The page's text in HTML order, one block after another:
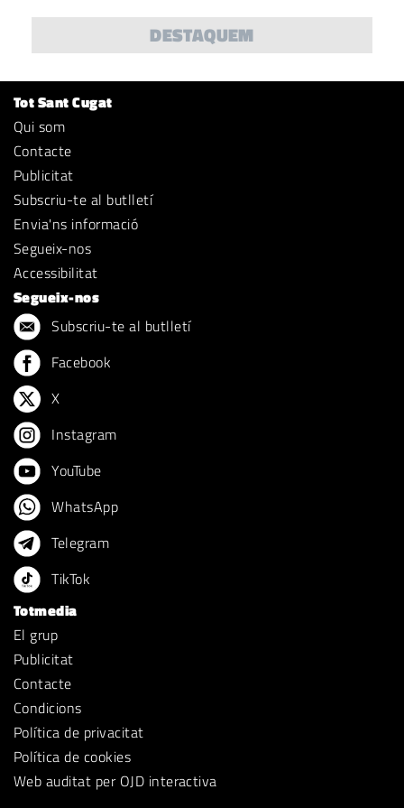
DESTAQUEM
Tot Sant Cugat
Qui som
Contacte
Publicitat
Subscriu-te al butlletí
Envia'ns informació
Segueix-nos
Accessibilitat
Segueix-nos
Subscriu-te al butlletí
Facebook
X
Instagram
YouTube
WhatsApp
Telegram
TikTok
Totmedia
El grup
Publicitat
Contacte
Condicions
Política de privacitat
Política de cookies
Web auditat per OJD interactiva